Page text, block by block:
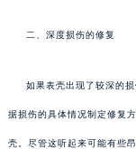
二、深度损伤的修复
如果表壳出现了较深的
据损伤的具体情况制定修复
壳。尽管这听起来可能有些